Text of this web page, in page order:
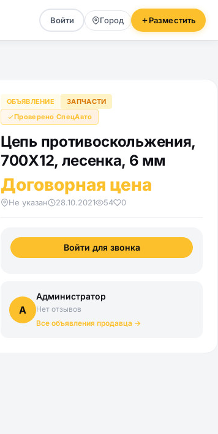
Войти Город Разместить
ОБЪЯВЛЕНИЕ
ЗАПЧАСТИ
Проверено СпецАвто
Цепь противоскольжения,
700X12, лесенка, 6 мм
Договорная цена
Не указан 28.10.2021 54 0
Войти для звонка
А
Администратор
Нет отзывов
Все объявления продавца →